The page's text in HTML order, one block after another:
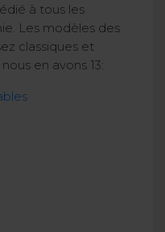
à tous les
Les modèles des
classiques et
en avons 13: